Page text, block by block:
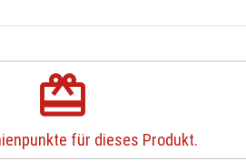
redeem
für dieses Produkt.